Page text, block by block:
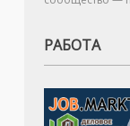
РАБОТА